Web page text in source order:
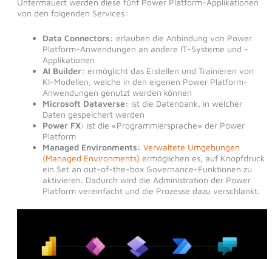
Untermauert werden diese fünf Power Platform-Applikationen
von den folgenden Services:
Data Connectors: erlauben die Anbindung von Power
Platform-Anwendungen an andere IT-Systeme und -
Applikationen
AI Builder: ermöglicht das Erstellen und Trainieren von
KI-Modellen, welche in den eigenen Power Platform-
Anwendungen genutzt werden können
Microsoft Dataverse: ist die Datenbank, in welcher
Daten gespeichert werden
Power FX: ist die «Programmiersprache» der Power
Platform
Managed Environments: Verwaltete Umgebungen
(Managed Environments) ermöglichen es, auf Knopfdruck
ein Set an out-of-the-box Governance-Funktionen zu
aktivieren. Dadurch wird die Administration der Power
Platform vereinfacht und die Prozesse dazu verschlankt.